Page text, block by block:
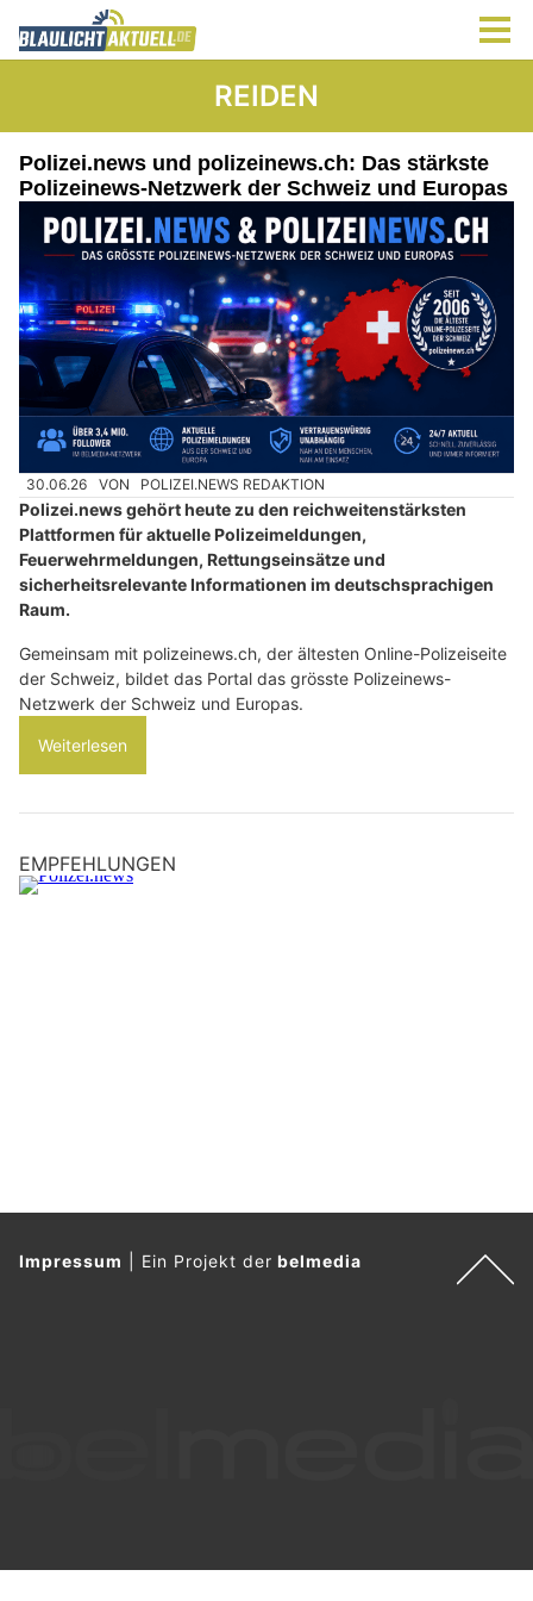
REIDEN
Polizei.news und polizeinews.ch: Das stärkste
Polizeinews-Netzwerk der Schweiz und Europas
30.06.26 VON POLIZEI.NEWS REDAKTION
Polizei.news gehört heute zu den reichweitenstärksten
Plattformen für aktuelle Polizeimeldungen,
Feuerwehrmeldungen, Rettungseinsätze und
sicherheitsrelevante Informationen im deutschsprachigen
Raum.
Gemeinsam mit polizeinews.ch, der ältesten Online-Polizeiseite
der Schweiz, bildet das Portal das grösste Polizeinews-
Netzwerk der Schweiz und Europas.
Weiterlesen
EMPFEHLUNGEN
Impressum Ein Projekt derbelmedia